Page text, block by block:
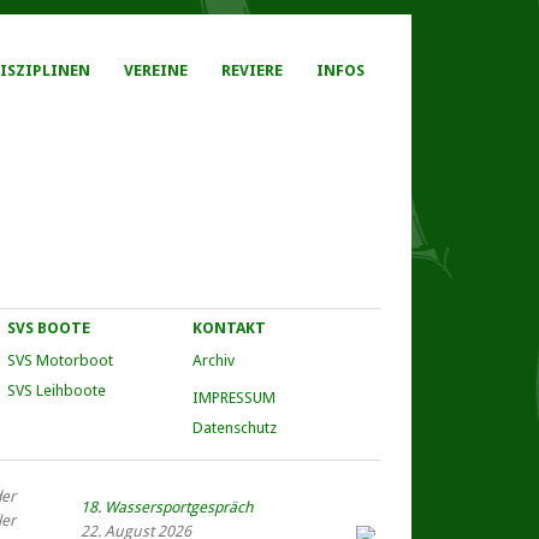
VEREINE REVIERE INFOS
SVS BOOTE
SVS Motorboot
SVS Leihboote
KONTAKT
Archiv
IMPRESSUM
Datenschutz
18. Wassersportgespräch
22. August 2026